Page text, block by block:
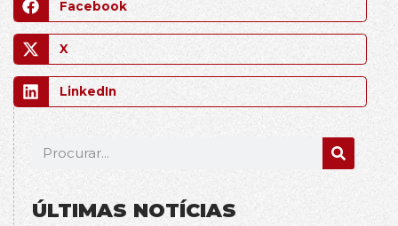
Facebook
X
LinkedIn
ÚLTIMAS NOTÍCIAS